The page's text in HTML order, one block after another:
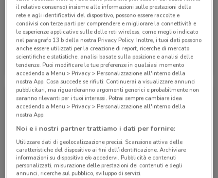
Alpitour
Scade il 31/10 122 m
Alpitour
Scade il 31/10
il relativo consenso) insieme alle informazioni sulle prestazioni della
rete e agli identificativi del dispositivo, possono essere raccolte e
condivisi con terze parti per comprendere e migliorare la connettività e
le esperienze applicative sulle delle reti wireless, come meglio indicato
nel paragrafo 13.b della nostra Privacy Policy. Inoltre, i tuoi dati possono
anche essere utilizzati per la creazione di report, ricerche di mercato,
scientifiche e statistiche, analisi basate sulla posizione e analisi delle
tendenze. Puoi modificare le tue preferenze in qualsiasi momento
accedendo a Menu > Privacy > Personalizzazione all'interno della
nostra App. Cosa succede se rifiuti: Continuerai a visualizzare annunci
pubblicitari, ma riguarderanno argomenti generici e probabilmente non
saranno rilevanti per i tuoi interessi. Potrai sempre cambiare idea
accedendo a Menu > Privacy > Personalizzazione all'interno della
nostra App.
Noi e i nostri partner trattiamo i dati per fornire:
Utilizzare dati di geolocalizzazione precisi. Scansione attiva delle
caratteristiche del dispositivo ai fini dell’identificazione. Archiviare
informazioni su dispositivo e/o accedervi. Pubblicità e contenuti
personalizzati, misurazione delle prestazioni dei contenuti e degli
annunci, ricerche sul pubblico, sviluppo di servizi.